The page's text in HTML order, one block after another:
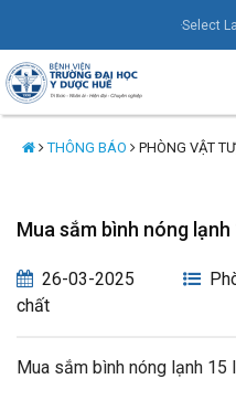
Select
THÔNG BÁO PHÒNG VẬT
Mua sắm bình nóng lạnh
26-03-2025
chất
Mua sắm bình nóng lạnh 15